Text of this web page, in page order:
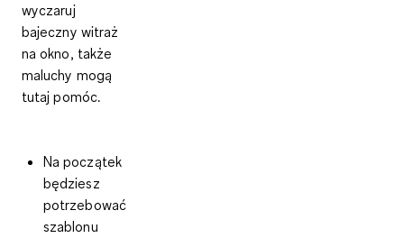
wyczaruj
bajeczny witraż
na okno, także
maluchy mogą
tutaj pomóc.
Na początek
będziesz
potrzebować
szablonu